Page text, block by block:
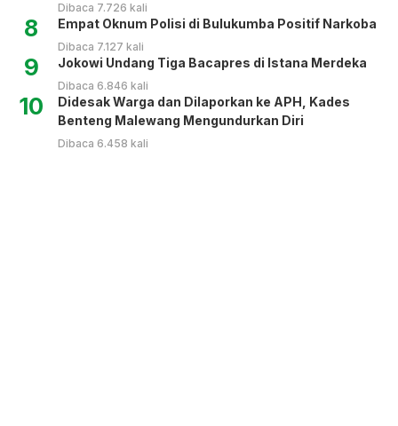
Dibaca 7.726 kali
8 Empat Oknum Polisi di Bulukumba Positif Narkoba
Dibaca 7.127 kali
9 Jokowi Undang Tiga Bacapres di Istana Merdeka
Dibaca 6.846 kali
10
Didesak Warga dan Dilaporkan ke APH, Kades
Benteng Malewang Mengundurkan Diri
Dibaca 6.458 kali